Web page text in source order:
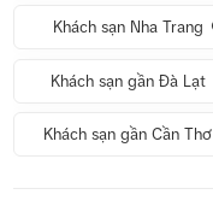
Khách sạn Nha Trang
Khách sạn gần Đà Lạt
Khách sạn gần Cần Thơ